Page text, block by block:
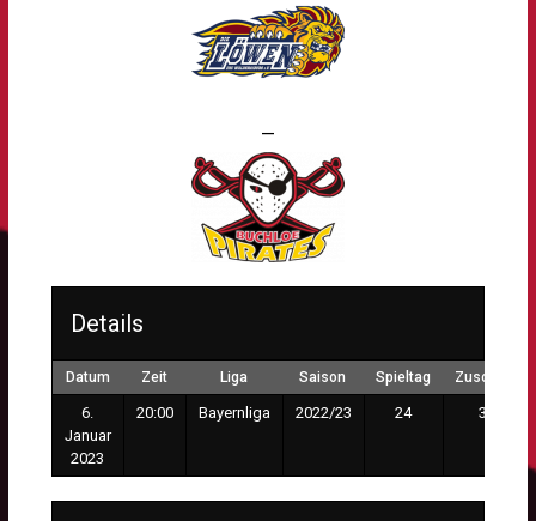
—
Details
Datum Zeit Liga Saison Spieltag Zuschauer
6.
Januar
2023
20:00 Bayernliga 2022/23 24 328